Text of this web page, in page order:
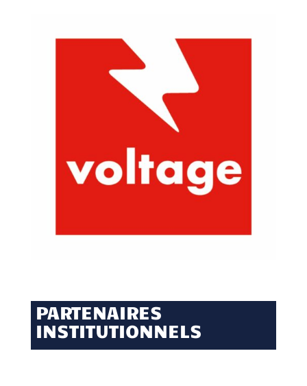
PARTENAIRES
INSTITUTIONNELS